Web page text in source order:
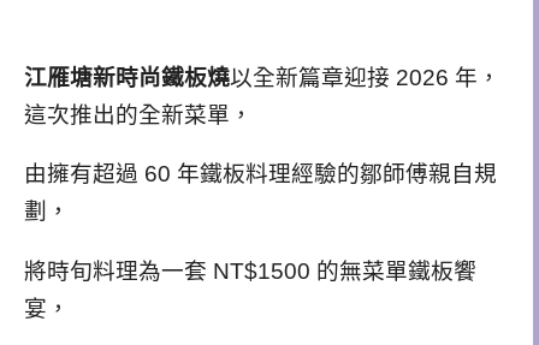
江雁塘新時尚鐵板燒以全新篇章迎接 2026 年，
這次推出的全新菜單，
由擁有超過 60 年鐵板料理經驗的鄒師傅親自規
劃，
將時旬料理為一套 NT$1500 的無菜單鐵板饗
宴，